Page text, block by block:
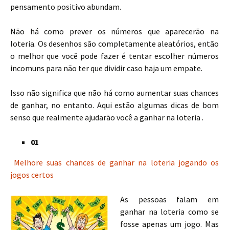
pensamento positivo abundam.
Não há como prever os números que aparecerão na
loteria. Os desenhos são completamente aleatórios, então
o melhor que você pode fazer é tentar escolher números
incomuns para não ter que dividir caso haja um empate.
Isso não significa que não há como aumentar suas chances
de ganhar, no entanto. Aqui estão algumas dicas de bom
senso que realmente ajudarão você a ganhar na loteria .
01
Melhore suas chances de ganhar na loteria jogando os
jogos certos
As pessoas falam em
ganhar na loteria como se
fosse apenas um jogo. Mas